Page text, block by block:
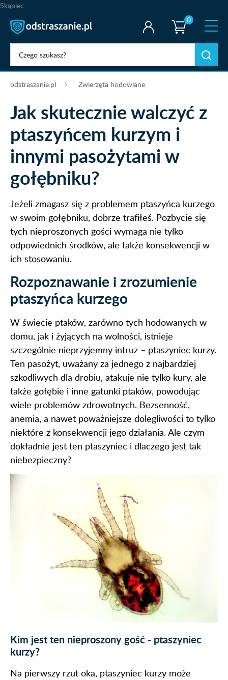
Skąpiec
0
odstraszanie.pl Zwierzęta hodowlane
Jak skutecznie walczyć z
ptaszyńcem kurzym i
innymi pasożytami w
gołębniku?
Jeżeli zmagasz się z problemem ptaszyńca kurzego
w swoim gołębniku, dobrze trafiłeś. Pozbycie się
tych nieproszonych gości wymaga nie tylko
odpowiednich środków, ale także konsekwencji w
ich stosowaniu.
Rozpoznawanie i zrozumienie
ptaszyńca kurzego
W świecie ptaków, zarówno tych hodowanych w
domu, jak i żyjących na wolności, istnieje
szczególnie nieprzyjemny intruz – ptaszyniec kurzy.
Ten pasożyt, uważany za jednego z najbardziej
szkodliwych dla drobiu, atakuje nie tylko kury, ale
także gołębie i inne gatunki ptaków, powodując
wiele problemów zdrowotnych. Bezsenność,
anemia, a nawet poważniejsze dolegliwości to tylko
niektóre z konsekwencji jego działania. Ale czym
dokładnie jest ten ptaszyniec i dlaczego jest tak
niebezpieczny?
Kim jest ten nieproszony gość - ptaszyniec
kurzy?
Na pierwszy rzut oka, ptaszyniec kurzy może